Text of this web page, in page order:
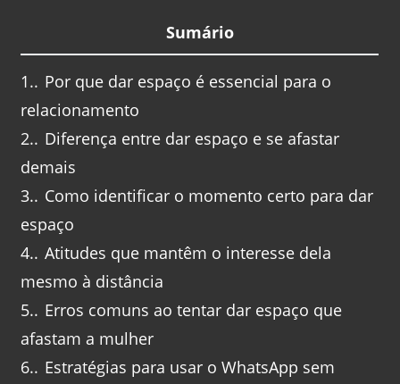
Sumário
1. Por que dar espaço é essencial para o
relacionamento
2. Diferença entre dar espaço e se afastar
demais
3. Como identificar o momento certo para dar
espaço
4. Atitudes que mantêm o interesse dela
mesmo à distância
5. Erros comuns ao tentar dar espaço que
afastam a mulher
6. Estratégias para usar o WhatsApp sem